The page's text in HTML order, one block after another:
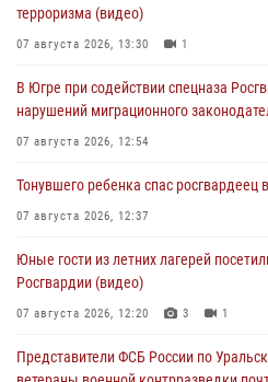
терроризма (видео)
07 августа 2026, 13:30 1
В Югре при содействии спецназа
нарушений миграционного
07 августа 2026, 12:54
Тонувшего ребенка спас росгвардеец
07 августа 2026, 12:37
Юные гости из летних лагерей
Росгвардии (видео)
07 августа 2026, 12:20 3 1
Представители ФСБ России по